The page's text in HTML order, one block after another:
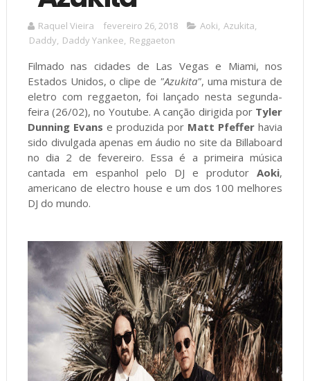
Raquel Vieira fevereiro 26, 2018 Aoki, Azukita,
Daddy, Daddy Yankee, Reggaeton
Filmado nas cidades de Las Vegas e Miami, nos
Estados Unidos, o clipe de "Azukita", uma mistura de
eletro com reggaeton, foi lançado nesta segunda-
feira (26/02), no Youtube. A canção dirigida por Tyler
Dunning Evans e produzida por Matt Pfefferhavia
sido divulgada apenas em áudio no site da Billaboard
no dia 2 de fevereiro. Essa é a primeira música
cantada em espanhol pelo DJ e produtorAoki,
americano de electro house e um dos 100 melhores
DJ do mundo.